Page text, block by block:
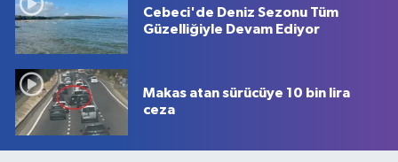
Cebeci'de Deniz Sezonu Tüm
Güzelliğiyle Devam Ediyor
Makas atan sürücüye 10 bin lira
ceza